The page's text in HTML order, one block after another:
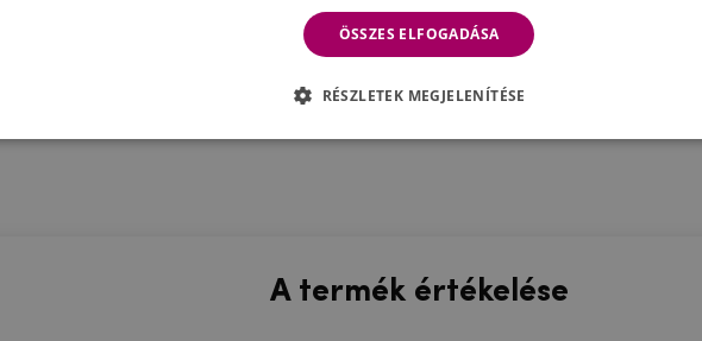
Huawei P20 kamera lencséjén
2129 FtKészleten
A termék értékelése
ÖSSZES ELFOGADÁSA
RÉSZLETEK MEGJELENÍTÉSE